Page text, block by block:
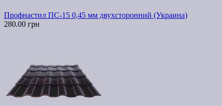
Профнастил ПС-15 0,45 мм двухсторонний (Украина)
280.00 грн